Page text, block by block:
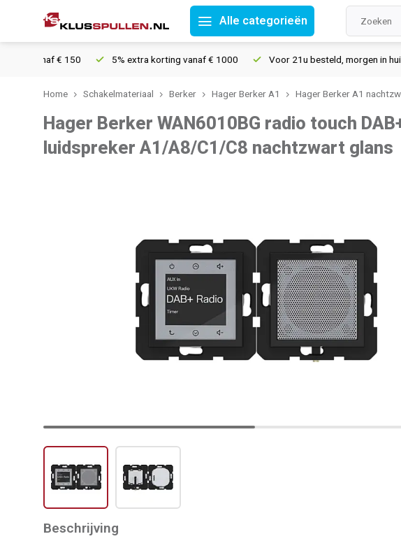
Alle categorieën
vanaf € 150 5% extra korting vanaf € 1000 Voor 21u besteld, morgen in huis*
Home Schakelmateriaal Berker Hager Berker A1 Hager Berker A1
Hager Berker WAN6010BG radio touch
luidspreker A1/A8/C1/C8 nachtzwart glans
Beschrijving